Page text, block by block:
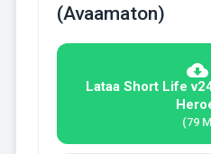
(Avaamaton)
Lataa Short Life
(79